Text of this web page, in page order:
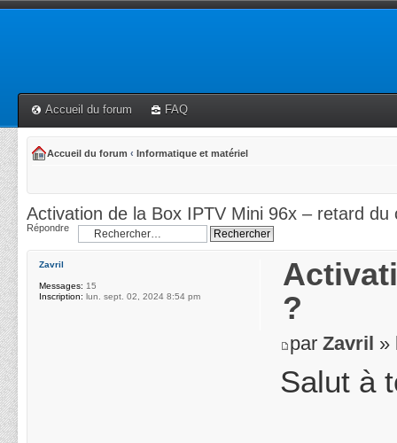
Accueil du forum FAQ
Accueil du forum ‹ Informatique et matériel
Activation de la Box IPTV Mini 96x – retard du
Répondre
?
parZavril »
Salut à
Zavril
Messages: 15
Inscription: lun. sept. 02, 2024 8:54 pm